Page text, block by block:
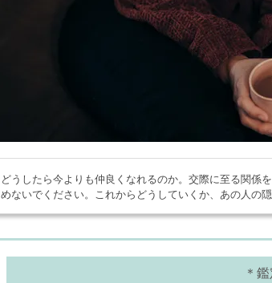
どうしたら今よりも仲良くなれるのか。交際に至る関係
めないでください。これからどうしていくか、あの人の
＊